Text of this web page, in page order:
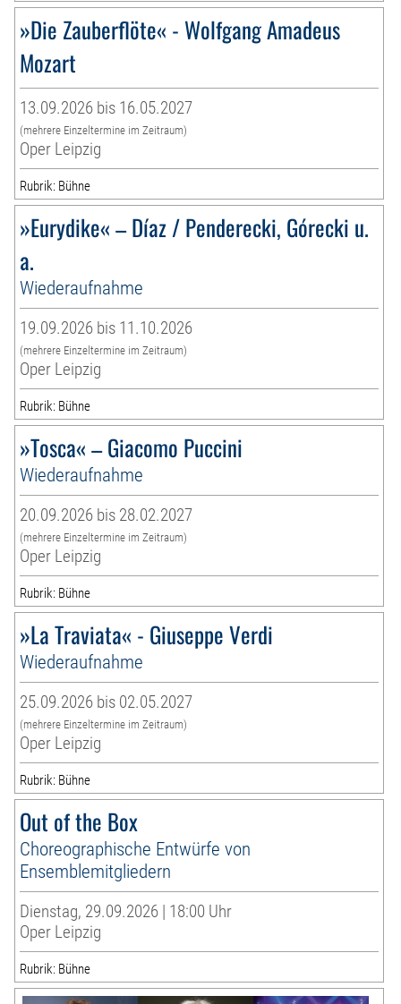
»Die Zauberflöte« - Wolfgang Amadeus
Mozart
13.09.2026 bis 16.05.2027
(mehrere Einzeltermine im Zeitraum)
Oper Leipzig
Rubrik: Bühne
»Eurydike« – Díaz / Penderecki, Górecki u.
a.
Wiederaufnahme
19.09.2026 bis 11.10.2026
(mehrere Einzeltermine im Zeitraum)
Oper Leipzig
Rubrik: Bühne
»Tosca« – Giacomo Puccini
Wiederaufnahme
20.09.2026 bis 28.02.2027
(mehrere Einzeltermine im Zeitraum)
Oper Leipzig
Rubrik: Bühne
»La Traviata« - Giuseppe Verdi
Wiederaufnahme
25.09.2026 bis 02.05.2027
(mehrere Einzeltermine im Zeitraum)
Oper Leipzig
Rubrik: Bühne
Out of the Box
Choreographische Entwürfe von
Ensemblemitgliedern
Dienstag, 29.09.2026 | 18:00 Uhr
Oper Leipzig
Rubrik: Bühne